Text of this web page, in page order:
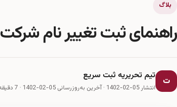
بلاگ
راهنمای ثبت تغییر نام شرکت
ت تیم تحریریه ثبت سریع
انتشار 05-02-1402 ·آخرین به‌روزرسانی 05-02-1402 · 7 دقیقه مطالعه